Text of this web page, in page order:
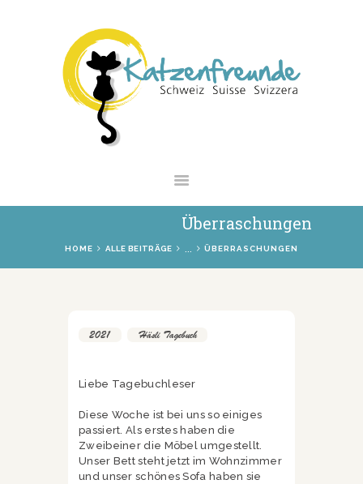
Überraschungen
HOME ALLE BEITRÄGE ÜBERRASCHUNGEN
NEWS
VERMITTLUNG
INTERESSANTES
SHOP
2021 Häsli Tagebuch
Liebe Tagebuchleser
Diese Woche ist bei uns so einiges
passiert. Als erstes haben die
Zweibeiner die Möbel umgestellt.
Unser Bett steht jetzt im Wohnzimmer
und unser schönes Sofa haben sie